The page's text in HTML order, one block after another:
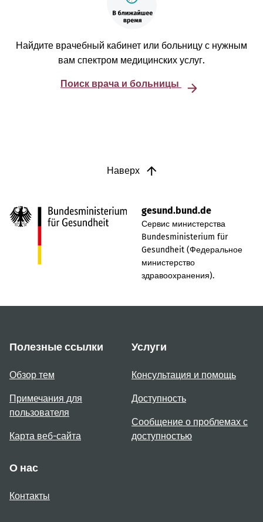
Найдите врачебный кабинет или больницу с нужным
вам спектром медицинских услуг.
Поиск врача и больницы
Наверх
gesund.bund.de
Сервис министерства
Bundesministerium für
Gesundheit (Федеральное
министерство
здравоохранения).
Полезные ссылки
Обзор тем
Примечания для
пользователя
Карта веб-сайта
Услуги
Консультация и помощь
Доступность
Сообщение о проблемах с
доступностью
О нас
Контакты